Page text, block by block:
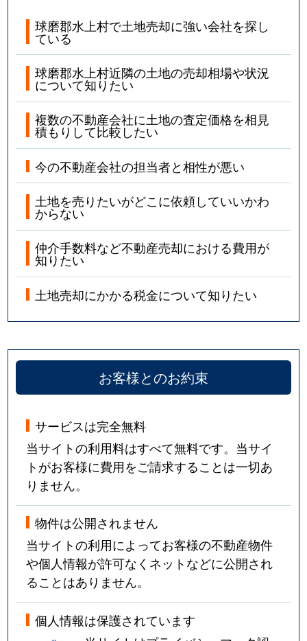
球磨郡水上村で土地売却に強い会社を探し
ている
球磨郡水上村近隣の土地の売却相場や状況
について知りたい
複数の不動産会社に土地の査定価格を相見
積もりして比較したい
今の不動産会社の担当者と相性が悪い
土地を売りたいがどこに依頼していいかわ
からない
仲介手数料など不動産売却における費用が
知りたい
土地売却にかかる税金について知りたい
お客様とのお約束
サービスは完全無料
当サイトの利用料はすべて無料です。当サイ
トがお客様に費用をご請求することは一切あ
りません。
物件は公開されません
当サイトの利用によってお客様の不動産物件
や個人情報が許可なくネットなどに公開され
ることはありません。
個人情報は保護されています